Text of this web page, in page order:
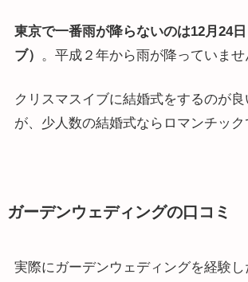
東京で一番雨が降らないのは12月24
ブ）
。平成２年から雨が降っていませ
クリスマスイブに結婚式をするのが
が、少人数の結婚式ならロマンチック
ガーデンウェディングの口コミ
実際にガーデンウェディングを経験し